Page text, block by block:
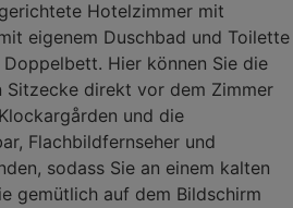
Hotelzimmer mit
eigenem Duschbad und Toilette
Hier können Sie die
Sitzecke direkt vor dem Zimmer
und die
Flachbildfernseher und
sodass Sie an einem kalten
gemütlich auf dem Bildschirm